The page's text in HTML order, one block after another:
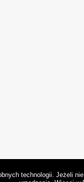
technologii. Jeżeli